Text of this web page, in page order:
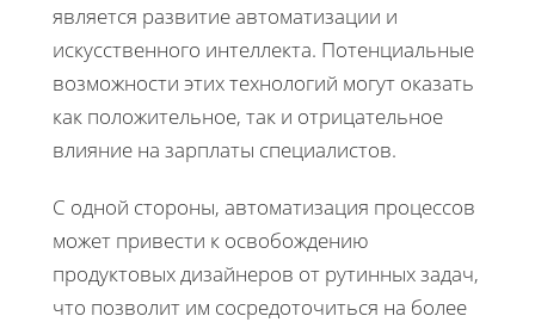
является развитие автоматизации и
искусственного интеллекта. Потенциальные
возможности этих технологий могут оказать
как положительное, так и отрицательное
влияние на зарплаты специалистов.
С одной стороны, автоматизация процессов
может привести к освобождению
продуктовых дизайнеров от рутинных задач,
что позволит им сосредоточиться на более